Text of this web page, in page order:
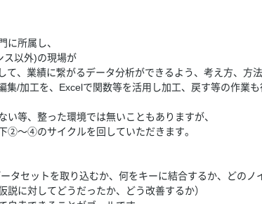
に所属し、
ス以外)の現場が
て、業績に繋がるデータ分析ができるよう、考え方、方法
集/加工を、Excelで関数等を活用し加工、戻す等の作業も
い等、整った環境では無いこともありますが、
②～④のサイクルを回していただきます。
タセットを取り込むか、何をキーに結合するか、どのノ
に対してどうだったか、どう改善するか）